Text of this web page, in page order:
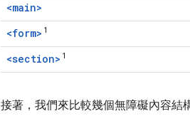
<main>
<form> 1
<section> 1
接著，我們來比較幾個無障礙內容結